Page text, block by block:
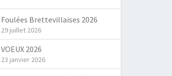
Foulées Brettevillaises 2026
29 juillet 2026
VOEUX 2026
23 janvier 2026